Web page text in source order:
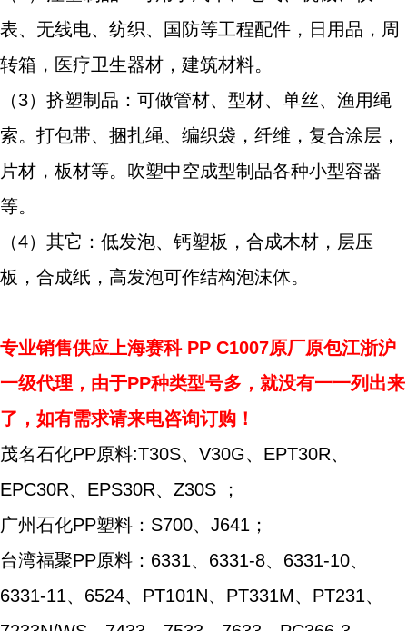
表、无线电、纺织、国防等工程配件，日用品，周
转箱，医疗卫生器材，建筑材料。
（3）挤塑制品：可做管材、型材、单丝、渔用绳
索。打包带、捆扎绳、编织袋，纤维，复合涂层，
片材，板材等。吹塑中空成型制品各种小型容器
等。
（4）其它：低发泡、钙塑板，合成木材，层压
板，合成纸，高发泡可作结构泡沫体。
专业销售供应上海赛科 PP C1007原厂原包江浙沪
一级代理，由于PP种类型号多，就没有一一列出来
了，如有需求请来电咨询订购！
茂名石化PP原料:T30S、V30G、EPT30R、
EPC30R、EPS30R、Z30S ；
广州石化PP塑料：S700、J641；
台湾福聚PP原料：6331、6331-8、6331-10、
6331-11、6524、PT101N、PT331M、PT231、